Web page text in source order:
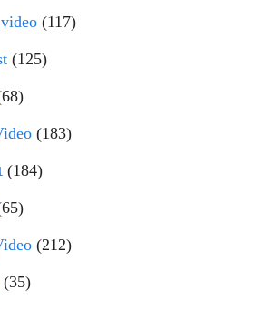
(117)
(125)
(183)
(184)
(212)
(35)